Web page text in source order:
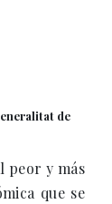
de
peor y más
que se